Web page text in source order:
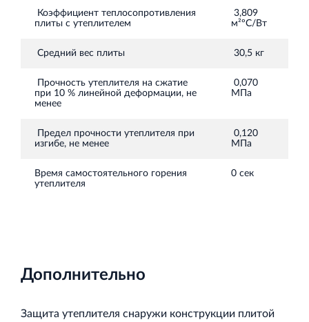
Коэффициент теплосопротивления
плиты с утеплителем
3,809
м²ºС/Вт
Средний вес плиты 30,5 кг
Прочность утеплителя на сжатие
при 10 % линейной деформации, не
менее
0,070
МПа
Предел прочности утеплителя при
изгибе, не менее
0,120
МПа
Время самостоятельного горения
утеплителя
0 сек
Дополнительно
Защита утеплителя снаружи конструкции плитой